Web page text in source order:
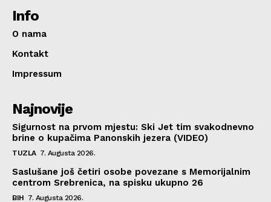
Info
O nama
Kontakt
Impressum
Najnovije
Sigurnost na prvom mjestu: Ski Jet tim svakodnevno
brine o kupačima Panonskih jezera (VIDEO)
TUZLA 7. Augusta 2026.
Saslušane još četiri osobe povezane s Memorijalnim
centrom Srebrenica, na spisku ukupno 26
BIH 7. Augusta 2026.